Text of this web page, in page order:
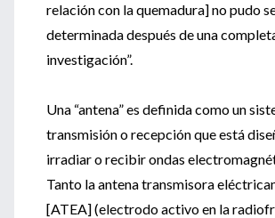
relación con la quemadura] no pudo
determinada después de una
investigación”.
Una “antena” es definida como un
transmisión o recepción que está
irradiar o recibir ondas
Tanto la antena transmisora
[ATEA] (electrodo activo en la